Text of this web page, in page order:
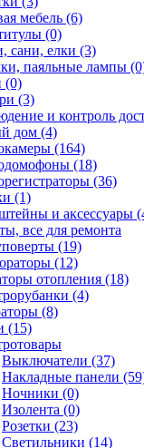
мебель (6)
(0)
сани, елки (3)
паяльные лампы
(0)
(3)
и контроль
дом (4)
(164)
(18)
(36)
(1)
и аксессуары
все для ремонта
(19)
(12)
отопления (18)
(4)
(8)
(15)
Выключатели (37)
Накладные панели
Ночники (0)
Изолента (0)
Розетки (23)
Светильники (14)